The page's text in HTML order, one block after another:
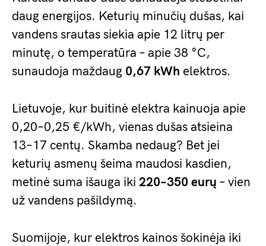
daug energijos. Keturių minučių dušas, kai
vandens srautas siekia apie 12 litrų per
minutę, o temperatūra – apie 38 °C,
sunaudoja maždaug 0,67 kWh elektros.
Lietuvoje, kur buitinė elektra kainuoja apie
0,20–0,25 €/kWh, vienas dušas atsieina
13–17 centų. Skamba nedaug? Bet jei
keturių asmenų šeima maudosi kasdien,
metinė suma išauga iki 220–350 eurų – vien
už vandens pašildymą.
Suomijoje, kur elektros kainos šokinėja iki